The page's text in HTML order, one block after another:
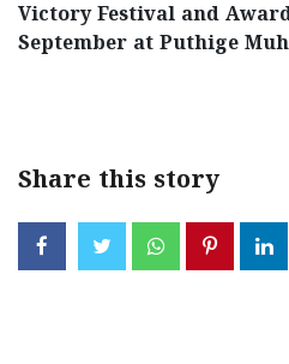
Victory Festival and
September at Puthige
Share this story